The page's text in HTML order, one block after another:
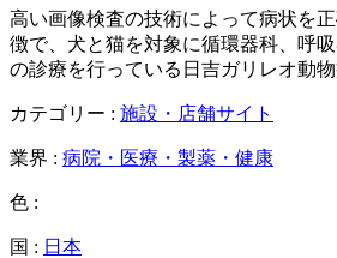
高い画像検査の技術によって病状を
徴で、犬と猫を対象に循環器科、呼
の診療を行っている日吉ガリレオ動物
カテゴリー : 施設・店舗サイト
業界 : 病院・医療・製薬・健康
色 :
国 : 日本